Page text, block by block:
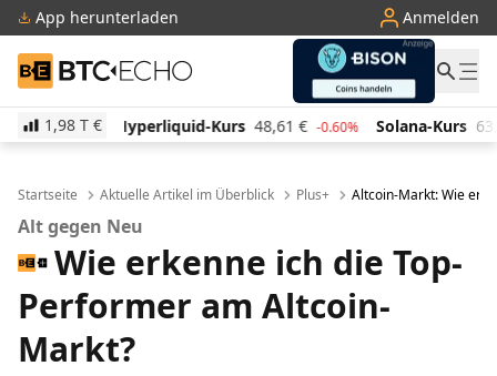
App herunterladen Anmelden
BTC-ECHO
1,98 T €
Kurs 48,61 € -0.60% Solana-Kurs 63,12 € -1.40% TRON-
Startseite Aktuelle Artikel im Überblick Plus+ Altcoin-Markt: Wie
Alt gegen Neu
Wie erkenne ich die Top-
Performer am Altcoin-
Markt?